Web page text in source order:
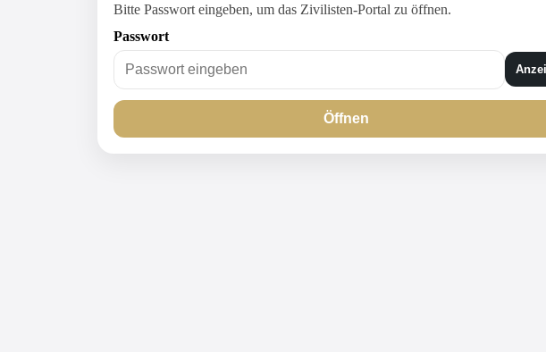
Bitte Passwort eingeben, um das Zivilisten-Portal zu öffnen.
Passwort
Öffnen